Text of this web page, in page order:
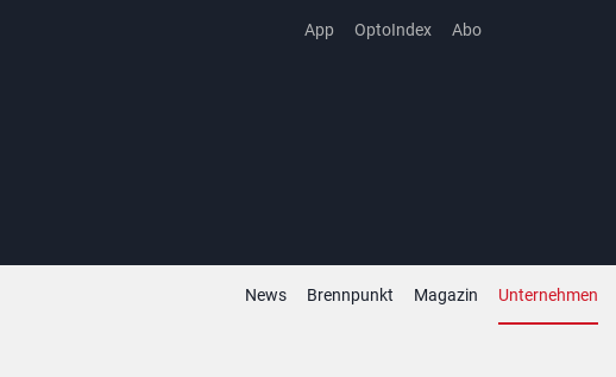
App OptoIndex Abo
News Brennpunkt Magazin Unternehmen